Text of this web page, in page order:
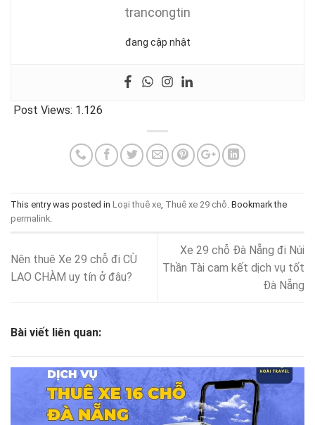
trancongtin
đang cập nhật
Post Views: 1.126
This entry was posted in Loại thuê xe, Thuê xe 29 chỗ. Bookmark the
permalink.
Nên thuê Xe 29 chỗ đi CÙ
LAO CHÀM uy tín ở đâu?
Xe 29 chỗ Đà Nẵng đi Núi
Thần Tài cam kết dịch vụ tốt
Đà Nẵng
Bài viết liên quan: